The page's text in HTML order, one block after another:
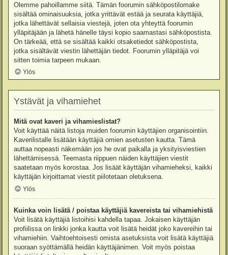
Olemme pahoillamme siitä. Tämän foorumin sähköpostilomake
sisältää ominaisuuksia, jotka yrittävät estää ja seurata käyttäjiä,
jotka lähettävät sellaisia viestejä, joten ota yhteyttä foorumin
ylläpitäjään ja lähetä hänelle täysi kopio saamastasi sähköpostista.
On tärkeää, että se sisältää kaikki otsaketiedot sähköpostista,
jotka sisältävät viestin lähettäjän tiedot. Foorumin ylläpitäjä voi
sitten toimia tarpeen mukaan.
Ylös
Ystävät ja vihamiehet
Mitä ovat kaveri ja vihamieslistat?
Voit käyttää näitä listoja muiden foorumin käyttäjien organisointiin.
Kaverilistalle lisätään käyttäjiä omien asetusten kautta. Tämä
auttaa nopeasti näkemään jos he ovat paikalla ja yksityisviestien
lähettämisessä. Teemasta riippuen näiden käyttäjien viestit
saatetaan myös korostaa. Jos lisäät käyttäjän vihamieheksi, kaikki
käyttäjän kirjoittamat viestit piilotetaan oletuksena.
Ylös
Kuinka voin lisätä / poistaa käyttäjiä kavereista tai vihamiehistä
Voit lisätä käyttäjiä listoihisi kahdella tapaa. Jokaisen käyttäjän
profiilissa on linkki jonka kautta voit lisätä heidät joko kavereihin tai
vihamiehiin. Vaihtoehtoisesti omista asetuksista voit lisätä käyttäjiä
suoraan syöttämällä heidän käyttäjänimen. Voit myös poistaa